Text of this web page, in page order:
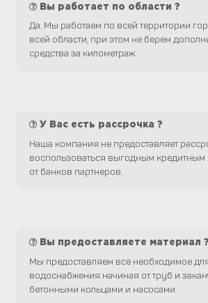
Вы работает по области ?
Да. Мы работаем по всей территории
всей области, при этом не берем
средства за километраж.
У Вас есть рассрочка ?
Наша компания не предоставляет
воспользоваться выгодным
от банков партнеров.
Вы предоставляете материал ?
Мы предоставляем всё необходимое
водоснабжения начиная от труб и
бетонными кольцами и насосами.